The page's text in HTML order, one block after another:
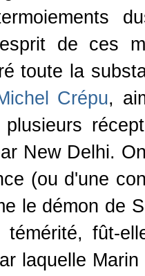
de ces
toute la
Crépu,
New Delhi.
(ou d'une
le démon de
témérité, fût-
laquelle